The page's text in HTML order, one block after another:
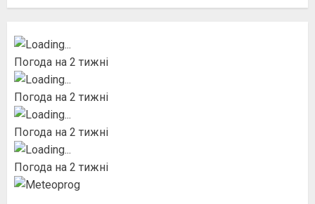
Погода на 2 тижні
Погода на 2 тижні
Погода на 2 тижні
Погода на 2 тижні